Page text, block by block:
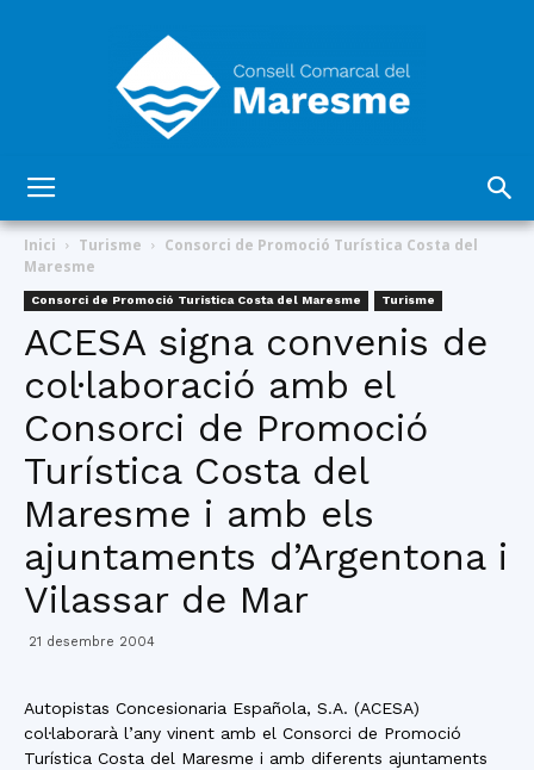
Comarcal
del
Maresme
Inici Turisme
Consorci de Promoció Turística Costa del
Maresme
Consorci de Promoció Turística Costa del Maresme Turisme
ACESA signa convenis de
col·laboració amb el
Consorci de Promoció
Turística Costa del
Maresme i amb els
ajuntaments d’Argentona i
Vilassar de Mar
21 desembre 2004
Autopistas Concesionaria Española, S.A. (ACESA)
col·laborarà l’any vinent amb el Consorci de Promoció
Turística Costa del Maresme i amb diferents ajuntaments